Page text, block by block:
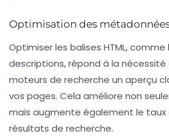
Optimisation des
Optimiser les balises HTML,
descriptions, répond à la nécessité
moteurs de recherche un aperçu
vos pages. Cela améliore non
mais augmente également le taux
résultats de recherche.